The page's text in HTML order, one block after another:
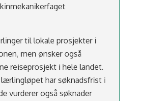
til lokale prosjekter i
men ønsker også
reiseprosjekt i hele landet.
har søknadsfrist i
vurderer også søknader